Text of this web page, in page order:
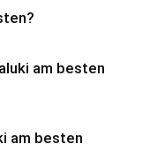
am besten
am besten